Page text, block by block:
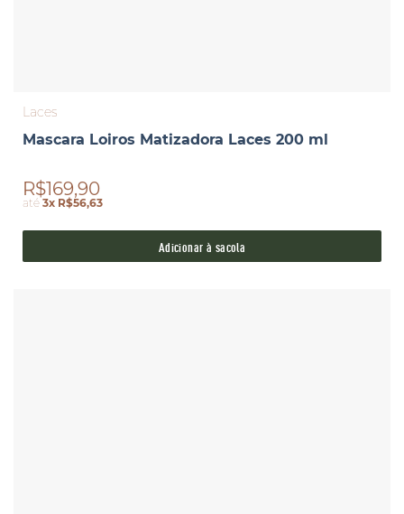
Laces
Mascara Loiros Matizadora Laces 200 ml
R$169,90
até3x R$56,63
Adicionar à sacola